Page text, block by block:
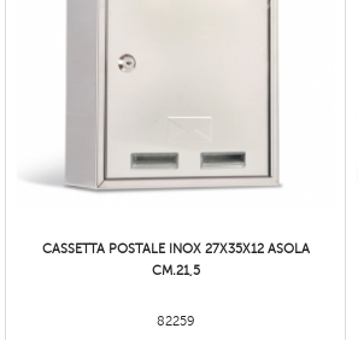
CASSETTA POSTALE INOX 27X35X12 ASOLA
CM.21,5
82259